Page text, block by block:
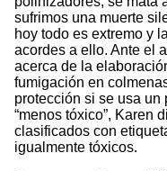
sufrimos una muerte
hoy todo es extremo y
acordes a ello. Ante el
acerca de la
fumigación en
protección si se usa
“menos tóxico”, Karen
clasificados con
igualmente tóxicos.